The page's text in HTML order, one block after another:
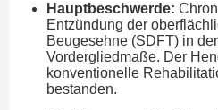
Hauptbeschwerde:
Entzündung der
Beugesehne (SDFT) in
Vordergliedmaße. Der
konventionelle
bestanden.